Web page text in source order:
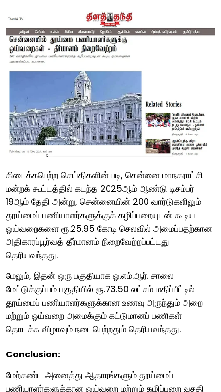
கிடைக்கபெற்ற செய்திகளின் படி, சென்னை மாநகராட்சி
மன்றக் கூட்டத்தில் கடந்த 2025ஆம் ஆண்டு டிசம்பர்
19ஆம் தேதி அன்று, சென்னையின் 200 வார்டுகளிலும்
தூய்மைப் பணியாளர்களுக்குக் கழிப்பறையுடன் கூடிய
ஓய்வறைகளை ரூ.25.95 கோடி செலவில் அமைப்பதற்கான
அதிகாரப்பூர்வத் தீர்மானம் நிறைவேற்றப்பட்டது
தெரியவந்தது.
மேலும், இதன் ஒரு பகுதியாக ஓ.எம்.ஆர். சாலை
மேட்டுக்குப்பம் பகுதியில் ரூ.73.50 லட்சம் மதிப்பீட்டில்
தூய்மைப் பணியாளர்களுக்கான உணவு அருந்தும் அறை
மற்றும் ஓய்வறை அமைக்கும் கட்டுமானப் பணிகள்
தொடக்க விழாவும் நடைபெற்றதும் தெரியவந்தது.
Conclusion:
மேற்கண்ட அனைத்து ஆதாரங்களும் தூய்மைப்
பணியாளர்களுக்கான ஓய்வறை மற்றும் கழிப்பறை வசதி